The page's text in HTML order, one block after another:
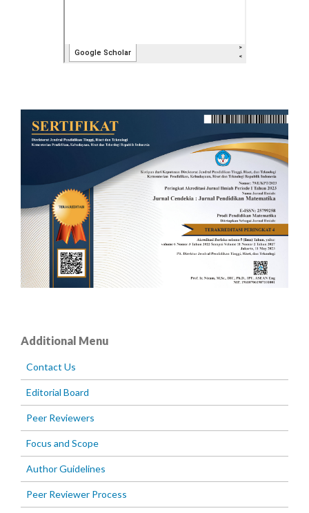
Additional Menu
Contact Us
Editorial Board
Peer Reviewers
Focus and Scope
Author Guidelines
Peer Reviewer Process